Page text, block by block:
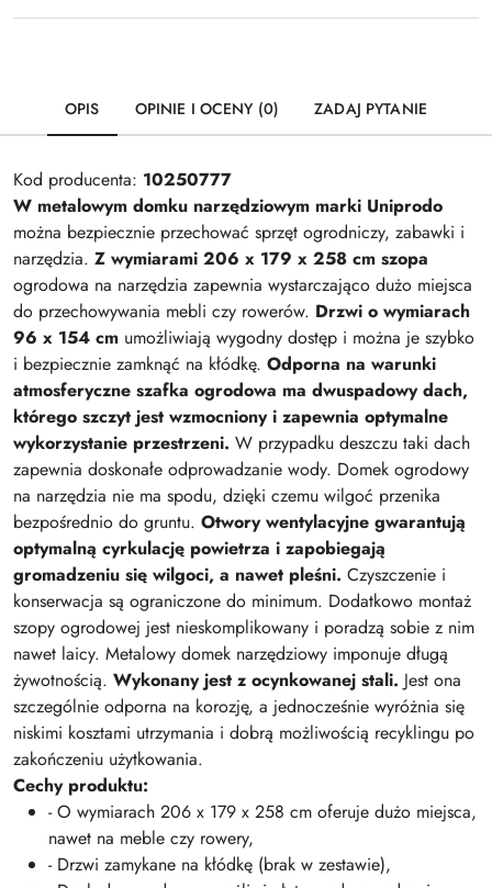
OPIS OPINIE I OCENY (0) ZADAJ PYTANIE
Kod producenta: 10250777
W metalowym domku narzędziowym marki Uniprodo
można bezpiecznie przechować sprzęt ogrodniczy, zabawki i
narzędzia. Z wymiarami 206 x 179 x 258 cm szopa
ogrodowa na narzędzia zapewnia wystarczająco dużo miejsca
do przechowywania mebli czy rowerów. Drzwi o wymiarach
96 x 154 cm umożliwiają wygodny dostęp i można je szybko
i bezpiecznie zamknąć na kłódkę. Odporna na warunki
atmosferyczne szafka ogrodowa ma dwuspadowy dach,
którego szczyt jest wzmocniony i zapewnia optymalne
wykorzystanie przestrzeni. W przypadku deszczu taki dach
zapewnia doskonałe odprowadzanie wody. Domek ogrodowy
na narzędzia nie ma spodu, dzięki czemu wilgoć przenika
bezpośrednio do gruntu. Otwory wentylacyjne gwarantują
optymalną cyrkulację powietrza i zapobiegają
gromadzeniu się wilgoci, a nawet pleśni. Czyszczenie i
konserwacja są ograniczone do minimum. Dodatkowo montaż
szopy ogrodowej jest nieskomplikowany i poradzą sobie z nim
nawet laicy. Metalowy domek narzędziowy imponuje długą
żywotnością. Wykonany jest z ocynkowanej stali. Jest ona
szczególnie odporna na korozję, a jednocześnie wyróżnia się
niskimi kosztami utrzymania i dobrą możliwością recyklingu po
zakończeniu użytkowania.
Cechy produktu:
- O wymiarach 206 x 179 x 258 cm oferuje dużo miejsca,
nawet na meble czy rowery,
- Drzwi zamykane na kłódkę (brak w zestawie),